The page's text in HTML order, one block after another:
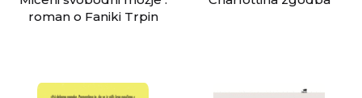
roman o Faniki Trpin